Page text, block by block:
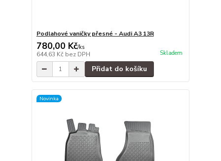
Podlahové vaničky přesné - Audi A3 13R
780,00 Kč/ks
644,63 Kč bez DPH Skladem
Přidat do košíku
Novinka